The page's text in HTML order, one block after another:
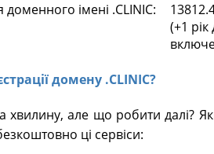
доменного імені .CLINIC:
(+1
домену .CLINIC?
хвилину, але що робити далі?
ці сервіси: